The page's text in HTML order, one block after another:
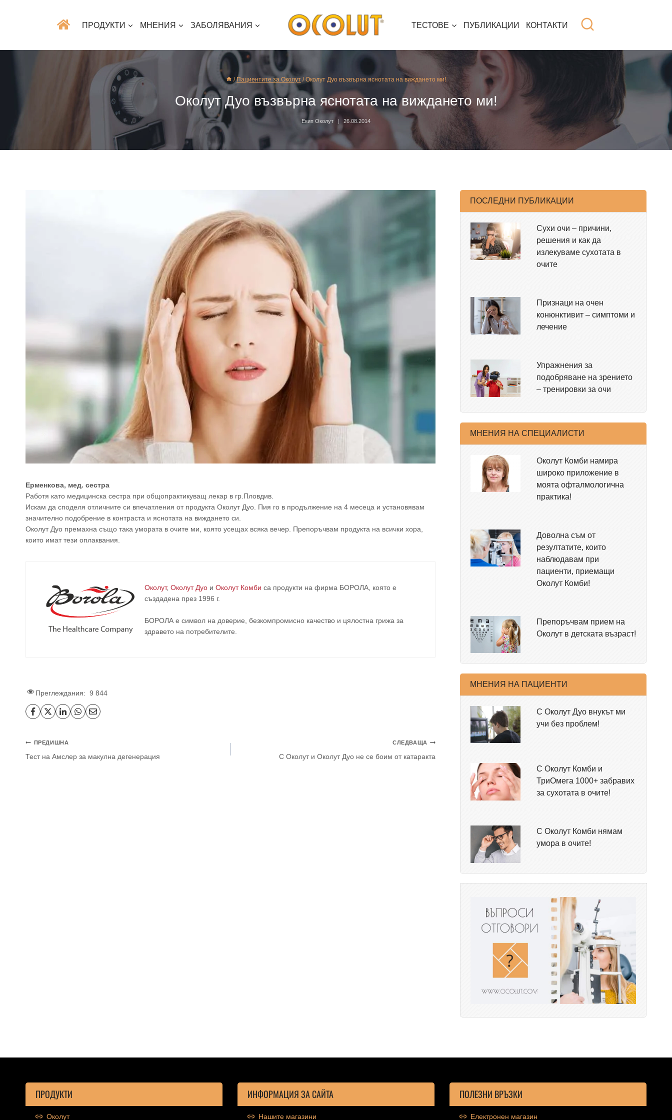
ПРОДУКТИ МНЕНИЯ ЗАБОЛЯВАНИЯ ТЕСТОВЕ ПУБЛИКАЦИИ КОНТАКТИ
/ Пациентите за Околут / Околут Дуо възвърна яснотата на виждането ми!
Околут Дуо възвърна яснотата на виждането ми!
Екип Околут 26.08.2014
Ерменкова, мед. сестра
Работя като медицинска сестра при общопрактикуващ лекар в гр.Пловдив.
Искам да споделя отличните си впечатления от продукта Околут Дуо. Пия го в продължение на 4 месеца и установявам
значително подобрение в контраста и яснотата на виждането си.
Околут Дуо премахна също така умората в очите ми, която усещах всяка вечер. Препоръчвам продукта на всички хора,
които имат тези оплаквания.
Околут, Околут Дуои Околут Комби са продукти на фирма БОРОЛА, която е
създадена през 1996 г.
БОРОЛА е символ на доверие, безкомпромисно качество и цялостна грижа за
здравето на потребителите
Преглеждания: 9 844
ПРЕДИШНА
Тест на Амслер за макулна дегенерация
СЛЕДВАЩА
С Околут и Околут Дуо не се боим от катаракта
ПОСЛЕДНИ ПУБЛИКАЦИИ
Сухи очи – причини,
решения и как да
излекуваме сухотата в
очите
Признаци на очен
конюнктивит – симптоми и
лечение
Упражнения за
подобряване на зрението
– тренировки за очи
МНЕНИЯ НА СПЕЦИАЛИСТИ
Околут Комби намира
широко приложение в
моята офталмологична
практика!
Доволна съм от
резултатите, които
наблюдавам при
пациенти, приемащи
Околут Комби!
Препоръчвам прием на
Околут в детската възраст!
МНЕНИЯ НА ПАЦИЕНТИ
С Околут Дуо внукът ми
учи без проблем!
С Околут Комби и
ТриОмега 1000+ забравих
за сухотата в очите!
С Околут Комби нямам
умора в очите!
ПРОДУКТИ
Околут
ИНФОРМАЦИЯ ЗА САЙТА
Нашите магазини
ПОЛЕЗНИ ВРЪЗКИ
Електронен магазин